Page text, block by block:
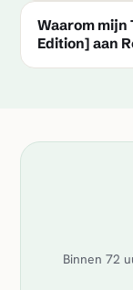
Waarom mijn
Edition] aan
Binnen 72